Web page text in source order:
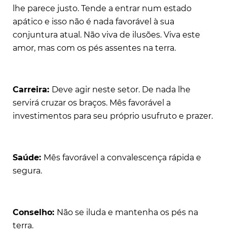
lhe parece justo. Tende a entrar num estado
apático e isso não é nada favorável à sua
conjuntura atual. Não viva de ilusões. Viva este
amor, mas com os pés assentes na terra.
Carreira: Deve agir neste setor. De nada lhe
servirá cruzar os braços. Mês favorável a
investimentos para seu próprio usufruto e prazer.
Saúde: Mês favorável a convalescença rápida e
segura.
Conselho: Não se iluda e mantenha os pés na
terra.